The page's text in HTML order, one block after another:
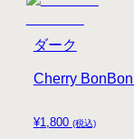
¥1,800 (税込)
Cherry
ダーク